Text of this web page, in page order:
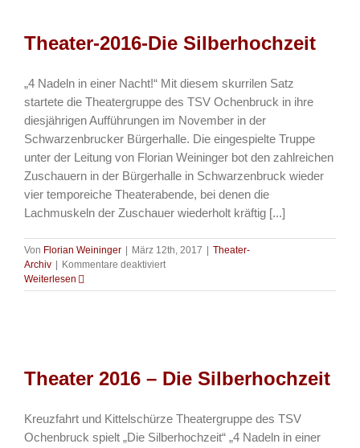
Theater-2016-Die Silberhochzeit
„4 Nadeln in einer Nacht!“ Mit diesem skurrilen Satz
startete die Theatergruppe des TSV Ochenbruck in ihre
diesjährigen Aufführungen im November in der
Schwarzenbrucker Bürgerhalle. Die eingespielte Truppe
unter der Leitung von Florian Weininger bot den zahlreichen
Zuschauern in der Bürgerhalle in Schwarzenbruck wieder
vier temporeiche Theaterabende, bei denen die
Lachmuskeln der Zuschauer wiederholt kräftig [...]
Von Florian Weininger März 12th, 2017
Theater-
Archiv
Kommentare deaktiviertfür
2016-
Weiterlesen
Theater 2016 – Die Silberhochzeit
Kreuzfahrt und Kittelschürze Theatergruppe des TSV
Ochenbruck spielt „Die Silberhochzeit“ „4 Nadeln in einer